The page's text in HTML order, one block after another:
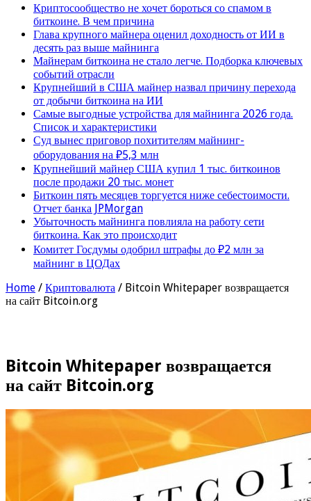
Криптосообщество не хочет бороться со спамом в
биткоине. В чем причина
Глава крупного майнера оценил доходность от ИИ в
десять раз выше майнинга
Майнерам биткоина не стало легче. Подборка ключевых
событий отрасли
Крупнейший в США майнер назвал причину перехода
от добычи биткоина на ИИ
Самые выгодные устройства для майнинга 2026 года.
Список и характеристики
Суд вынес приговор похитителям майнинг-
оборудования на ₽5,3 млн
Крупнейший майнер США купил 1 тыс. биткоинов
после продажи 20 тыс. монет
Биткоин пять месяцев торгуется ниже себестоимости.
Отчет банка JPMorgan
Убыточность майнинга повлияла на работу сети
биткоина. Как это происходит
Комитет Госдумы одобрил штрафы до ₽2 млн за
майнинг в ЦОДах
Home / Криптовалюта / Bitcoin Whitepaper возвращается
на сайт Bitcoin.org
Bitcoin Whitepaper возвращается
на сайт Bitcoin.org